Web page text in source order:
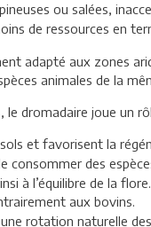
ou salées,
de ressources en
adapté aux zones
animales de la
dromadaire joue un
et favorisent la
des
à l’équilibre de la flore.
aux bovins.
rotation naturelle